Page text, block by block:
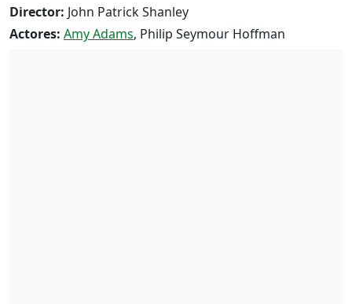
Director: John Patrick Shanley
Actores: Amy Adams, Philip Seymour Hoffman